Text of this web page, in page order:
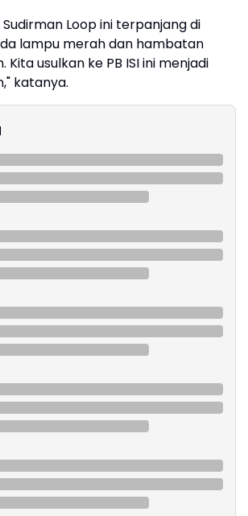
Loop ini terpanjang di
lampu merah dan hambatan
Kita usulkan ke PB ISI ini menjadi
katanya.